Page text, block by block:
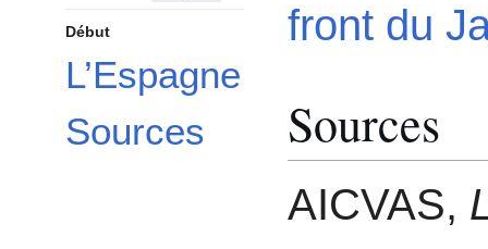
Début
L’Espagne
Sources
front du
Sources
AICVAS,